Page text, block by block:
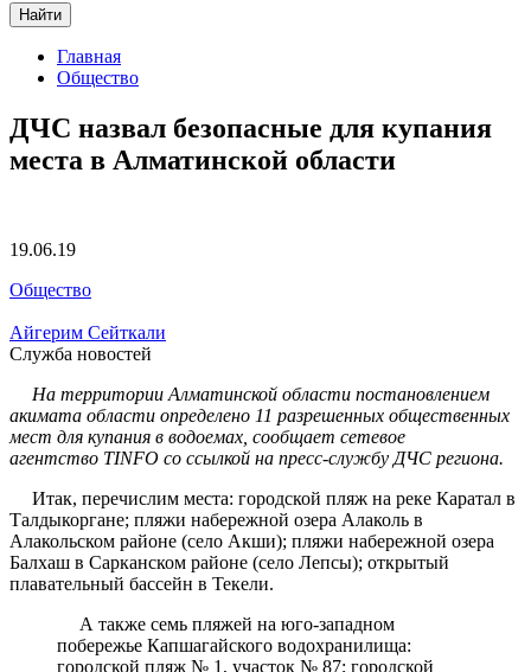
Найти
Главная
Общество
ДЧС назвал безопасные для купания
места в Алматинской области
19.06.19
Общество
Айгерим Сейткали
Служба новостей
На территории Алматинской области постановлением
акимата области определено 11 разрешенных общественных
мест для купания в водоемах, сообщает сетевое
агентство TINFO со ссылкой на пресс-службу ДЧС региона.
Итак, перечислим места: городской пляж на реке Каратал в
Талдыкоргане; пляжи набережной озера Алаколь в
Алакольском районе (село Акши); пляжи набережной озера
Балхаш в Сарканском районе (село Лепсы); открытый
плавательный бассейн в Текели.
А также семь пляжей на юго-западном
побережье Капшагайского водохранилища:
городской пляж № 1, участок № 87; городской